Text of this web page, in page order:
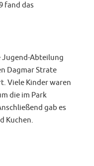
fand das
Jugend-Abteilung
Dagmar Strate
Viele Kinder waren
die im Park
gab es
Kuchen.